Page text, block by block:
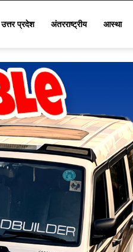
उत्तर प्रदेश अंतरराष्ट्रीय आस्था